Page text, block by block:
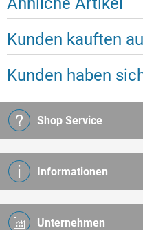
Kunden kauften
Kunden haben
Shop Service
Informationen
Unternehmen